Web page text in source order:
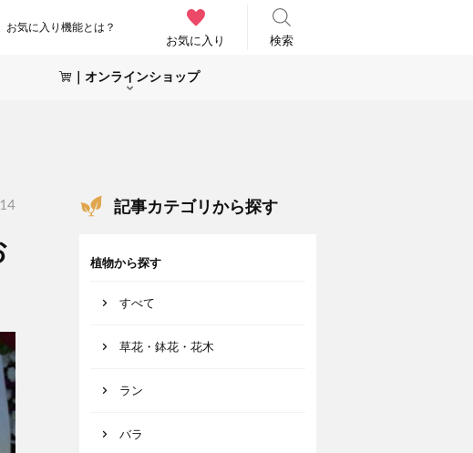
お気に入り機能とは？
お気に入り 検索
｜オンラインショップ
記事カテゴリから探す
植物から探す
すべて
草花・鉢花・花木
ラン
バラ